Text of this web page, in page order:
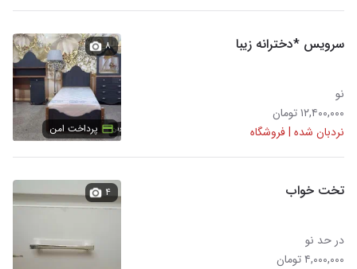
سرویس *دخترانه زیبا
نو
۱۲,۴۰۰,۰۰۰ تومان
نردبان شده | فروشگاه
۸
پرداخت امن
تخت خواب
در حد نو
۴,۰۰۰,۰۰۰ تومان
۴